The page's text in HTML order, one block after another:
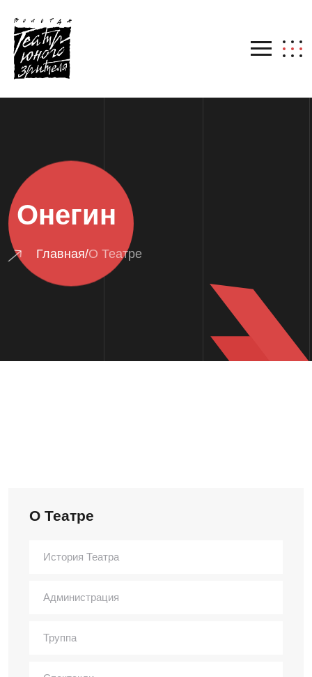
Онегин
Главная/О Театре
О Театре
История Театра
Администрация
Труппа